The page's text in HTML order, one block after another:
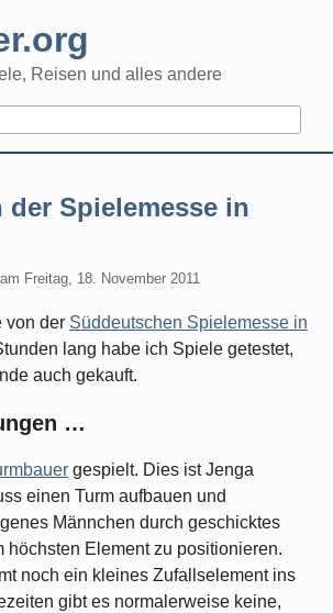
Reisen und alles andere
Spielemesse in
am Freitag, 18. November 2011
von der Süddeutschen Spielemesse in
lang habe ich Spiele getestet,
auch gekauft.
…
gespielt. Dies ist Jenga
einen Turm aufbauen und
Männchen durch geschicktes
höchsten Element zu positionieren.
noch ein kleines Zufallselement ins
gibt es normalerweise keine,